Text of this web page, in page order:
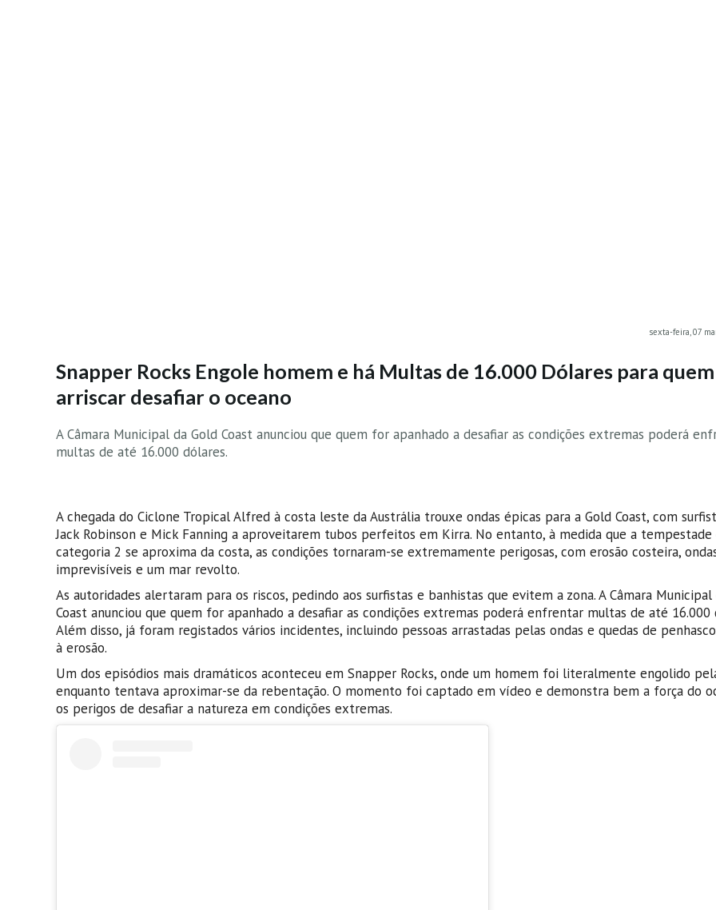
sexta-feira, 07
Snapper Rocks Engole homem e há Multas de 16.000 Dólares para quem
arriscar desafiar o oceano
A Câmara Municipal da Gold Coast anunciou que quem for apanhado a desafiar as condições extremas poderá
multas de até 16.000 dólares.
A chegada do Ciclone Tropical Alfred à costa leste da Austrália trouxe ondas épicas para a Gold Coast, com
Jack Robinson e Mick Fanning a aproveitarem tubos perfeitos em Kirra. No entanto, à medida que a tempestade
categoria 2 se aproxima da costa, as condições tornaram-se extremamente perigosas, com erosão costeira,
imprevisíveis e um mar revolto.
As autoridades alertaram para os riscos, pedindo aos surfistas e banhistas que evitem a zona. A Câmara Municipal
Coast anunciou que quem for apanhado a desafiar as condições extremas poderá enfrentar multas de até 16.000
Além disso, já foram registados vários incidentes, incluindo pessoas arrastadas pelas ondas e quedas de
à erosão.
Um dos episódios mais dramáticos aconteceu em Snapper Rocks, onde um homem foi literalmente engolido
enquanto tentava aproximar-se da rebentação. O momento foi captado em vídeo e demonstra bem a força do
os perigos de desafiar a natureza em condições extremas.